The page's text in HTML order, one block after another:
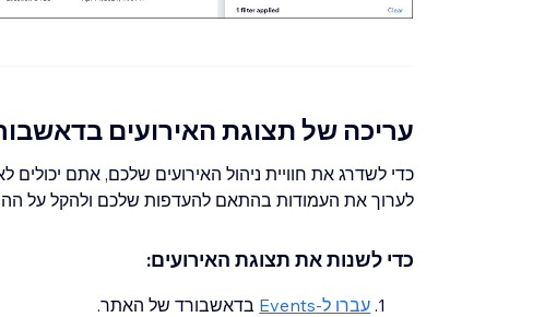
עריכה של תצוגת האירועים
כדי לשדרג את חוויית ניהול האירועים שלכם, אתם יכולים
לערוך את העמודות בהתאם להעדפות שלכם ולהקל על
כדי לשנות את תצוגת האירועים:
עברו ל-Events
בדאשבורד של האתר.